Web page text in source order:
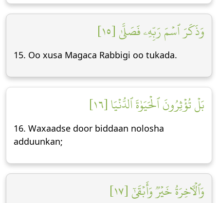
وَذَكَرَ ٱسۡمَ رَبِّهِۦ فَصَلَّىٰ [١٥]
15. Oo xusa Magaca Rabbigi oo tukada.
بَلۡ تُؤۡثِرُونَ ٱلۡحَيَوٰةَ ٱلدُّنۡيَا [١٦]
16. Waxaadse door biddaan nolosha
adduunkan;
وَٱلۡأٓخِرَةُ خَيۡرٞ وَأَبۡقَىٰٓ [١٧]